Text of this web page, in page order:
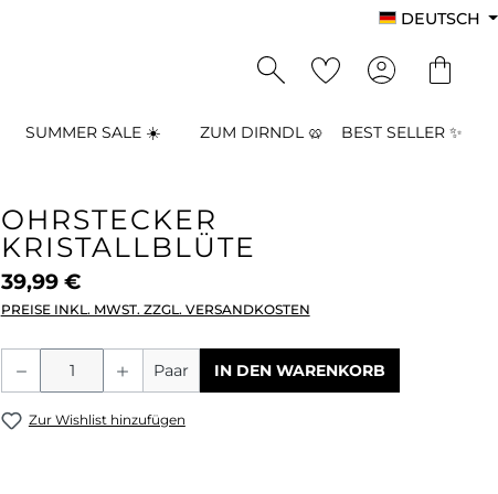
DEUTSCH
SUMMER SALE ☀️ ZUM DIRNDL 🥨 BEST SELLER ✨
OHRSTECKER
KRISTALLBLÜTE
39,99 €
PREISE INKL. MWST. ZZGL. VERSANDKOSTEN
Produkt Anzahl: Gib den
Paar IN DEN WARENKORB
Zur Wishlist hinzufügen